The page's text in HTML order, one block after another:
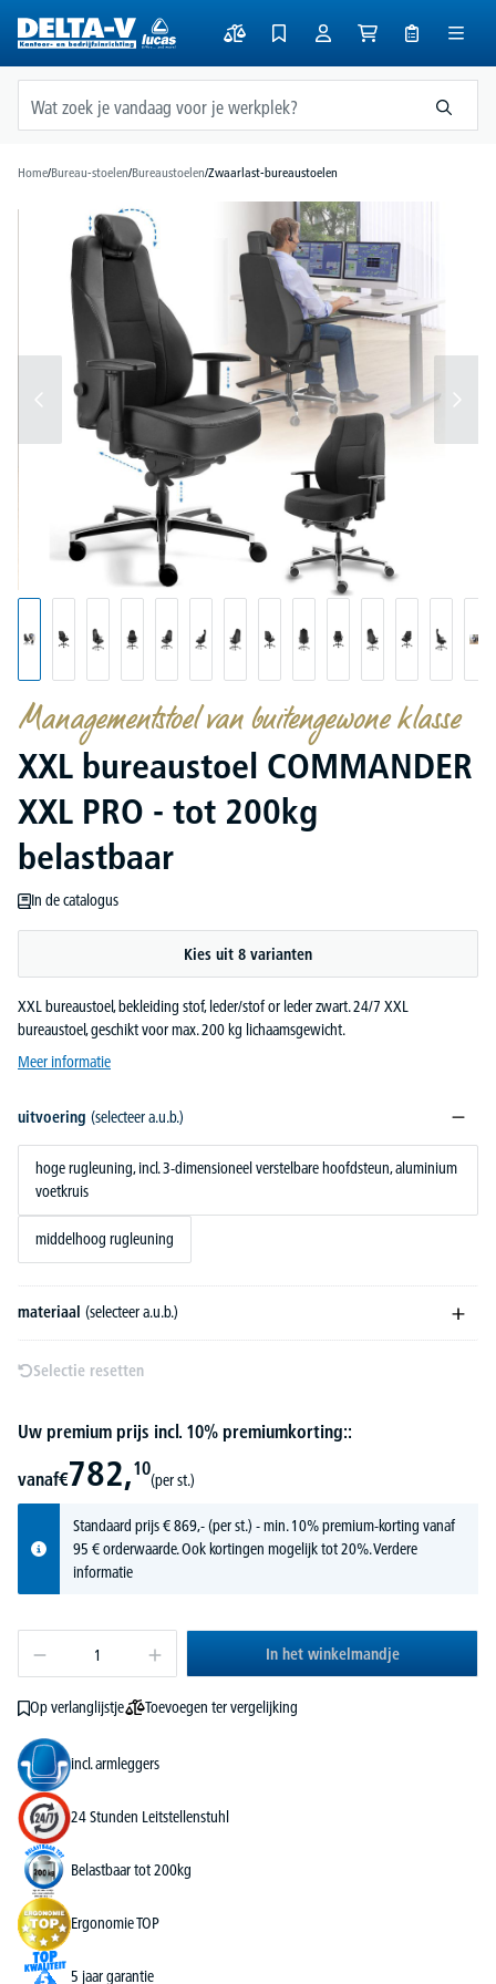
Home/Bureau-stoelen/Bureaustoelen/Zwaarlast-bureaustoelen
Afbeeldingengalerij overslaan
Managementstoel van buitengewone klasse
XXL bureaustoel COMMANDER
XXL PRO - tot 200kg
belastbaar
In de catalogus
Kies uit 8 varianten
XXL bureaustoel, bekleiding stof, leder/stof or leder zwart. 24/7 XXL
bureaustoel, geschikt voor max. 200 kg lichaamsgewicht.
Meer informatie
uitvoering (selecteer a.u.b.)
hoge rugleuning, incl. 3-dimensioneel verstelbare hoofdsteun, aluminium
voetkruis
middelhoog rugleuning
materiaal (selecteer a.u.b.)
Selectie resetten
Uw premium prijs incl. 10% premiumkorting::
vanaf€782,10
(per st.)
Standaard prijs€869,-(per st.) - min. 10% premium-korting vanaf
95 € orderwaarde. Ook kortingen mogelijk tot 20%.Verdere
informatie
In het winkelmandje
Op verlanglijstje Toevoegen ter vergelijking
incl. armleggers
24 Stunden Leitstellenstuhl
Belastbaar tot 200kg
Ergonomie TOP
5 jaar garantie